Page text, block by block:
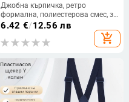
Джобна кърпичка, ретро
формална, полиестерова смес, за
мъже, модерен стил, проста
6.42 €/12.56 лв
add_shopping_cart